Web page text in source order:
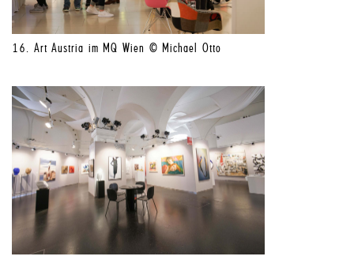
16. Art Austria im MQ Wien © Michael Otto